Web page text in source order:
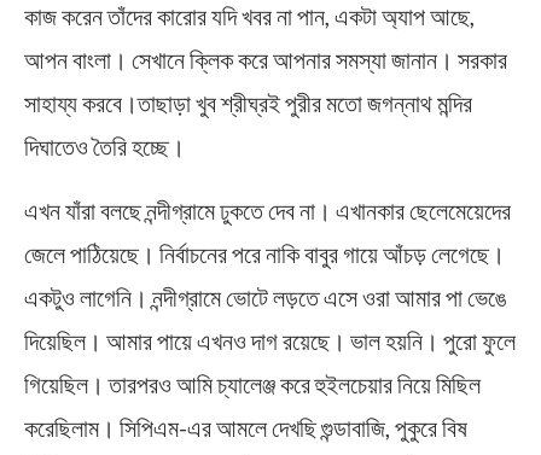
কাজ করেন তাঁদের কারোর যদি খবর না পান, একটা অ্যাপ আছে,
আপন বাংলা। সেখানে ক্লিক করে আপনার সমস্যা জানান। সরকার
সাহায্য করবে।তাছাড়া খুব শ্রীঘ্রই পুরীর মতো জগন্নাথ মন্দির
দিঘাতেও তৈরি হচ্ছে।
এখন যাঁরা বলছে নন্দীগ্রামে ঢুকতে দেব না। এখানকার ছেলেমেয়েদের
জেলে পাঠিয়েছে। নির্বাচনের পরে নাকি বাবুর গায়ে আঁচড় লেগেছে।
একটুও লাগেনি। নন্দীগ্রামে ভোটে লড়তে এসে ওরা আমার পা ভেঙে
দিয়েছিল। আমার পায়ে এখনও দাগ রয়েছে। ভাল হয়নি। পুরো ফুলে
গিয়েছিল। তারপরও আমি চ্যালেঞ্জ করে হুইলচেয়ার নিয়ে মিছিল
করেছিলাম। সিপিএম-এর আমলে দেখছি গুন্ডাবাজি, পুকুরে বিষ